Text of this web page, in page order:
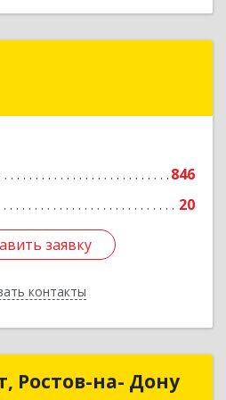
846
20
заявку
контакты
Подробнее
заявку
Назад
Ростов-на- Дону
Ростов-на- Дону